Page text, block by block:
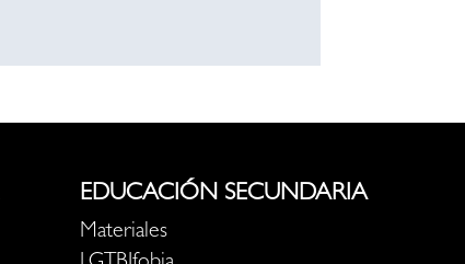
EDUCACIÓN SECUNDARIA
Materiales